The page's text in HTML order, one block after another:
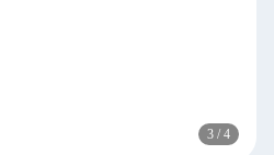
3 / 4